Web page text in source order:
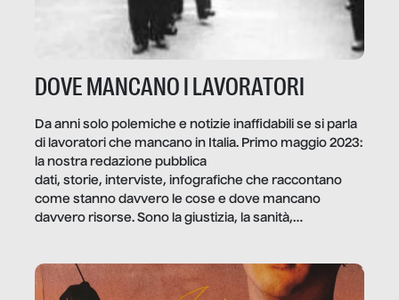
DOVE MANCANO I LAVORATORI
Da anni solo polemiche e notizie inaffidabili se si parla
di lavoratori che mancano in Italia. Primo maggio 2023:
la nostra redazione pubblica
dati, storie, interviste, infografiche che raccontano
come stanno davvero le cose e dove mancano
davvero risorse. Sono la giustizia, la sanità,